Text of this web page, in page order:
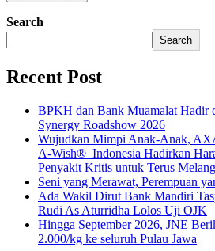
Search
Search
Recent Post
BPKH dan Bank Muamalat Hadir
Synergy Roadshow 2026
Wujudkan Mimpi Anak-Anak,
A-Wish® Indonesia Hadirkan
Penyakit Kritis untuk Terus
Seni yang Merawat, Perempuan
Ada Wakil Dirut Bank Mandiri
Rudi As Aturridha Lolos Uji OJK
Hingga September 2026, JNE
2.000/kg ke seluruh Pulau Jawa